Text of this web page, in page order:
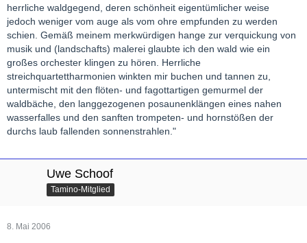
herrliche waldgegend, deren schönheit eigentümlicher weise
jedoch weniger vom auge als vom ohre empfunden zu werden
schien. Gemäß meinem merkwürdigen hange zur verquickung von
musik und (landschafts) malerei glaubte ich den wald wie ein
großes orchester klingen zu hören. Herrliche
streichquartettharmonien winkten mir buchen und tannen zu,
untermischt mit den flöten- und fagottartigen gemurmel der
waldbäche, den langgezogenen posaunenklängen eines nahen
wasserfalles und den sanften trompeten- und hornstößen der
durchs laub fallenden sonnenstrahlen."
Uwe Schoof
Tamino-Mitglied
8. Mai 2006